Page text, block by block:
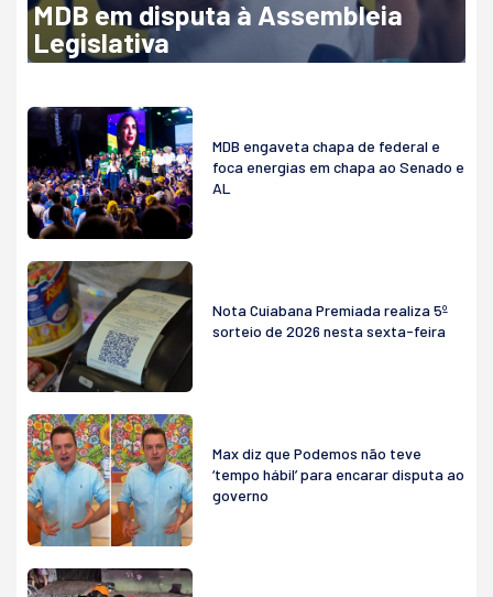
MDB em disputa à Assembleia
Legislativa
MDB engaveta chapa de federal e
foca energias em chapa ao Senado e
AL
Nota Cuiabana Premiada realiza 5º
sorteio de 2026 nesta sexta-feira
Max diz que Podemos não teve
‘tempo hábil’ para encarar disputa ao
governo